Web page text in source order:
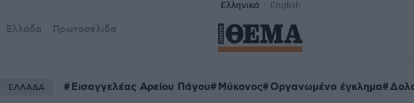
Ελληνικά English
Ελλάδα Πρωτοσέλιδα
ΕΛΛΑΔΑ Εισαγγελέας Αρείου Πάγου Μύκονος Οργανωμένο έγκλημα